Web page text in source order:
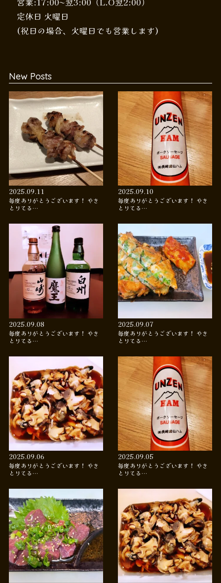
定休日 火曜日
(祝日の場合、火曜日でも営業します)
New Posts
2025.09.11
毎度ありがとうございます！ やき
とりてる…
2025.09.10
毎度ありがとうございます！ やき
とりてる…
2025.09.08
毎度ありがとうございます！ やき
とりてる…
2025.09.07
毎度ありがとうございます！ やき
とりてる…
2025.09.06
毎度ありがとうございます！ やき
とりてる…
2025.09.05
毎度ありがとうございます！ やき
とりてる…